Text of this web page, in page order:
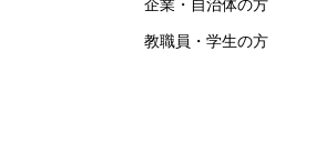
企業・自治体の方
教職員・学生の方